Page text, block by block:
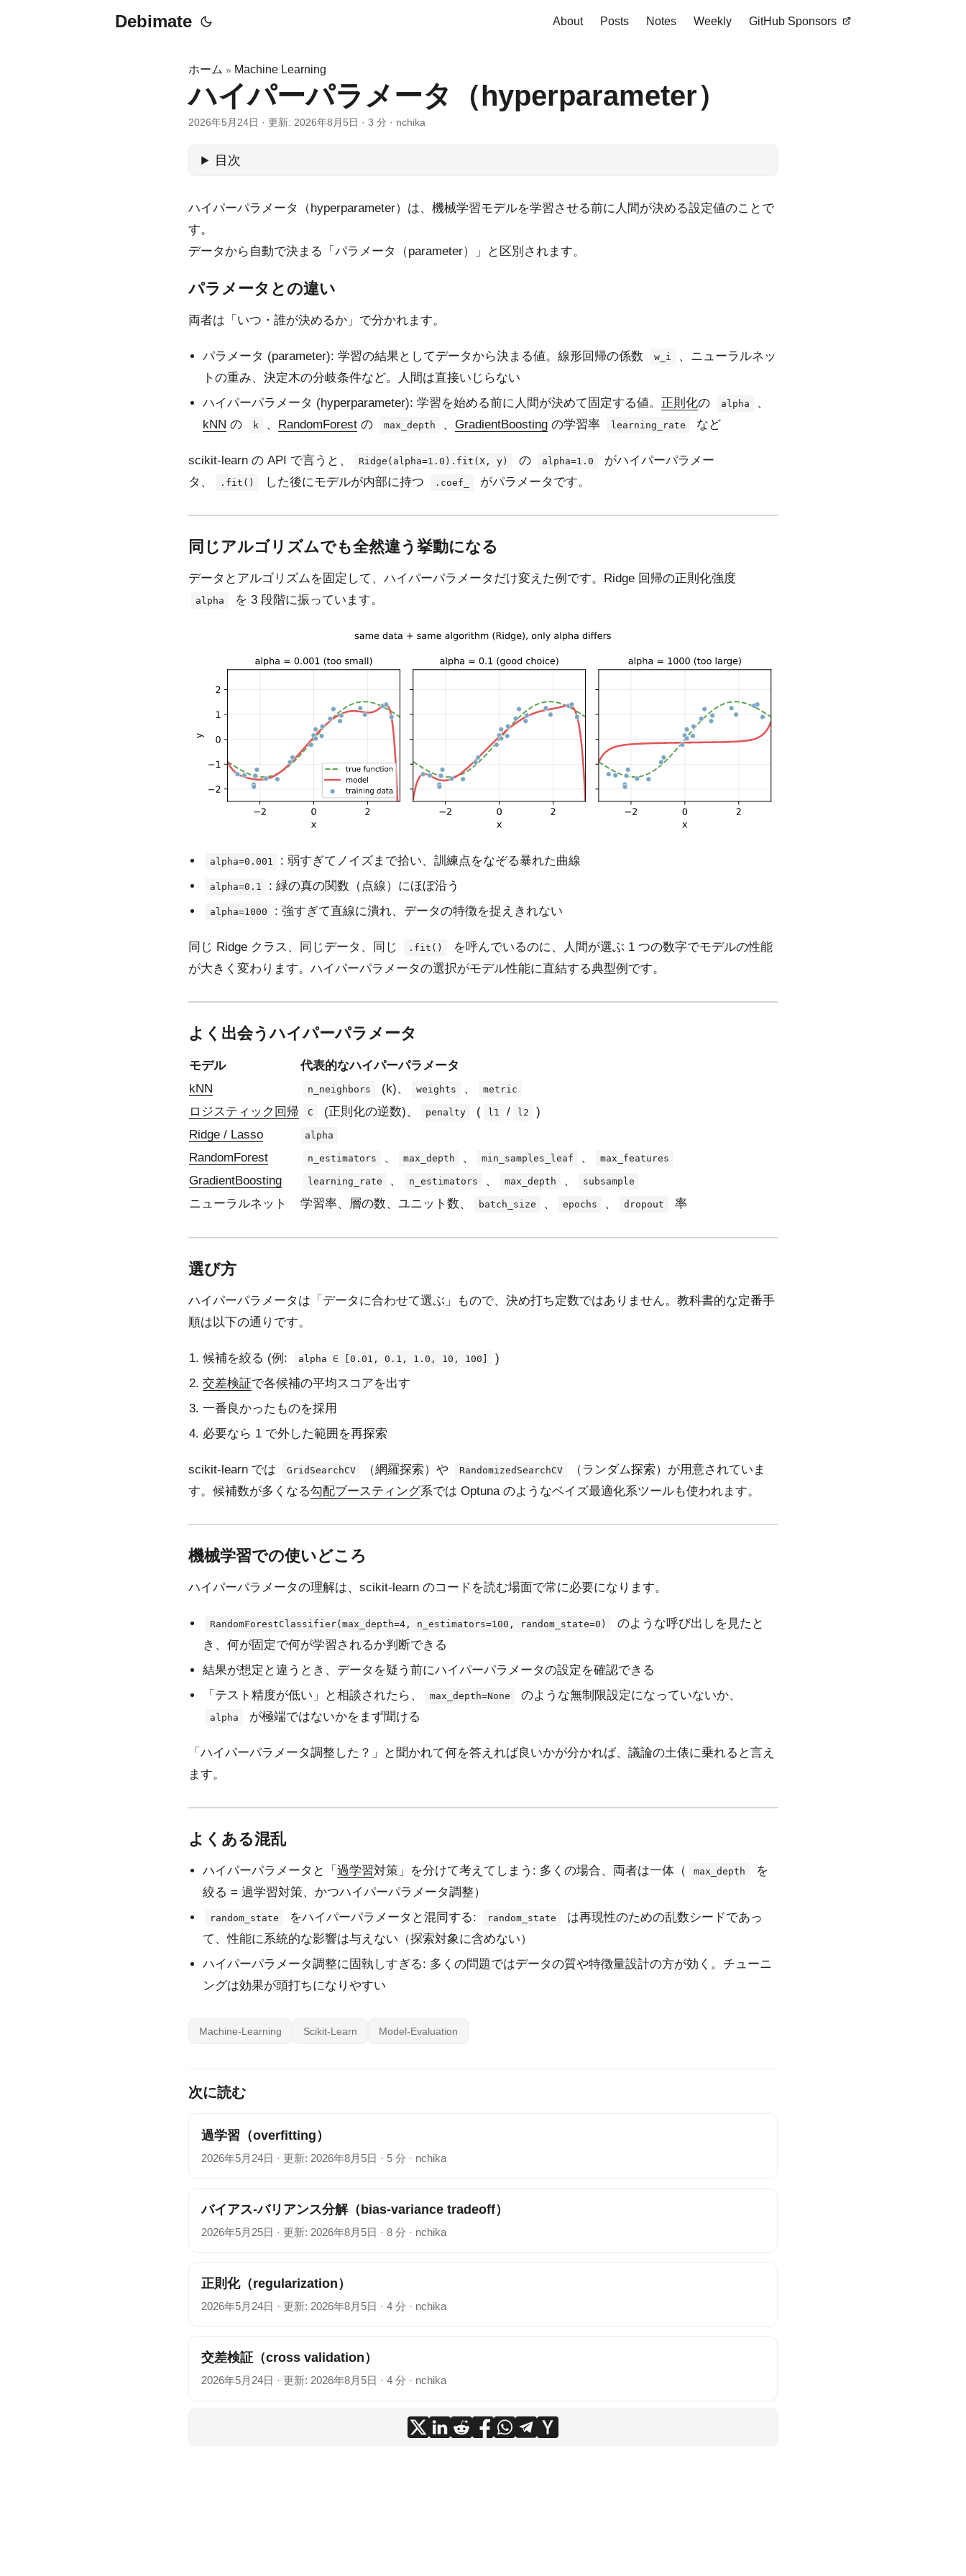
Debimate About Posts Notes Weekly GitHub Sponsors
ホーム » Machine Learning
ハイパーパラメータ（hyperparameter）
2026年5月24日 · 更新: 2026年8月5日 · 3 分 · nchika
目次
ハイパーパラメータ（hyperparameter）は、機械学習モデルを学習させる前に人間が決める設定値のことで
す。
データから自動で決まる「パラメータ（parameter）」と区別されます。
パラメータとの違い
両者は「いつ・誰が決めるか」で分かれます。
パラメータ (parameter): 学習の結果としてデータから決まる値。線形回帰の係数 w_i
、ニューラルネッ
トの重み、決定木の分岐条件など。人間は直接いじらない
ハイパーパラメータ (hyperparameter): 学習を始める前に人間が決めて固定する値。
正則化の alpha
、
kNN の k 、 RandomForest の max_depth 、 GradientBoosting の学習率 learning_rate など
scikit-learn の API で言うと、 Ridge(alpha=1.0).fit(X, y) の alpha=1.0
がハイパーパラメー
タ、
.fit() した後にモデルが内部に持つ .coef_ がパラメータです。
同じアルゴリズムでも全然違う挙動になる
データとアルゴリズムを固定して、ハイパーパラメータだけ変えた例です。Ridge 回帰の正則化強度
alpha を 3 段階に振っています。
alpha=0.001 : 弱すぎてノイズまで拾い、訓練点をなぞる暴れた曲線
alpha=0.1 : 緑の真の関数（点線）にほぼ沿う
alpha=1000 : 強すぎて直線に潰れ、データの特徴を捉えきれない
同じ Ridge クラス、同じデータ、同じ .fit()
を呼んでいるのに、人間が選ぶ 1 つの数字でモデルの性能
が大きく変わります。ハイパーパラメータの選択がモデル性能に直結する典型例です。
よく出会うハイパーパラメータ
モデル
代表的なハイパーパラメータ
kNN
n_neighbors (k)、 weights 、 metric
ロジスティック回帰 C (正則化の逆数)、 penalty ( l1 / l2
)
Ridge / Lasso
alpha
RandomForest n_estimators 、 max_depth 、 min_samples_leaf 、 max_features
GradientBoosting learning_rate 、 n_estimators 、 max_depth 、 subsample
ニューラルネット 学習率、層の数、ユニット数、 batch_size 、 epochs 、 dropout 率
選び方
ハイパーパラメータは「データに合わせて選ぶ」もので、決め打ち定数ではありません。教科書的な定番手
順は以下の通りです。
候補を絞る (例: alpha ∈ [0.01, 0.1, 1.0, 10, 100]
)
交差検証で各候補の平均スコアを出す
一番良かったものを採用
必要なら 1 で外した範囲を再探索
scikit-learn では GridSearchCV （網羅探索）や RandomizedSearchCV
（ランダム探索）が用意されていま
す。候補数が多くなる勾配ブースティング系では Optuna のようなベイズ最適化系ツールも使われます。
機械学習での使いどころ
ハイパーパラメータの理解は、scikit-learn のコードを読む場面で常に必要になります。
RandomForestClassifier(max_depth=4, n_estimators=100, random_state=0)
のような呼び出しを見たと
き、何が固定で何が学習されるか判断できる
結果が想定と違うとき、データを疑う前にハイパーパラメータの設定を確認できる
「テスト精度が低い」と相談されたら、
max_depth=None のような無制限設定になっていないか、
alpha が極端ではないかをまず聞ける
「ハイパーパラメータ調整した？」と聞かれて何を答えれば良いかが分かれば、議論の土俵に乗れると言え
ます。
よくある混乱
ハイパーパラメータと「 過学習対策」を分けて考えてしまう: 多くの場合、両者は一体（ max_depth
を
絞る = 過学習対策、かつハイパーパラメータ調整）
random_state をハイパーパラメータと混同する: random_state
は再現性のための乱数シードであっ
て、性能に系統的な影響は与えない（探索対象に含めない）
ハイパーパラメータ調整に固執しすぎる: 多くの問題ではデータの質や特徴量設計の方が効く。チューニ
ングは効果が頭打ちになりやすい
Machine-Learning Scikit-Learn Model-Evaluation
次に読む
過学習（overfitting）
2026年5月24日 · 更新: 2026年8月5日 · 5 分 · nchika
バイアス-バリアンス分解（bias-variance tradeoff）
2026年5月25日 · 更新: 2026年8月5日 · 8 分 · nchika
正則化（regularization）
2026年5月24日 · 更新: 2026年8月5日 · 4 分 · nchika
交差検証（cross validation）
2026年5月24日 · 更新: 2026年8月5日 · 4 分 · nchika